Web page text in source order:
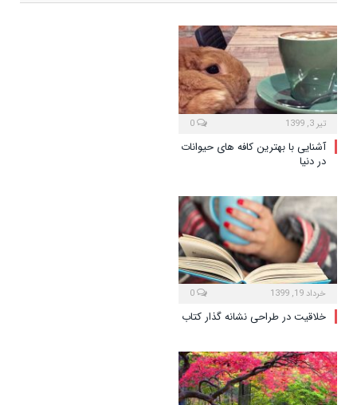
تیر 3, 1399
آشنایی با بهترین کافه های حیوانات
در دنیا
خرداد 19, 1399
خلاقیت در طراحی نشانه گذار کتاب